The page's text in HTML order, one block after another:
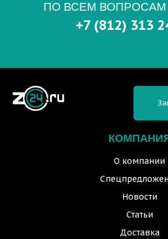
ПО ВСЕМ ВОПРОСАМ
+7 (812) 313
О компании
Новости
Статьи
Доставка